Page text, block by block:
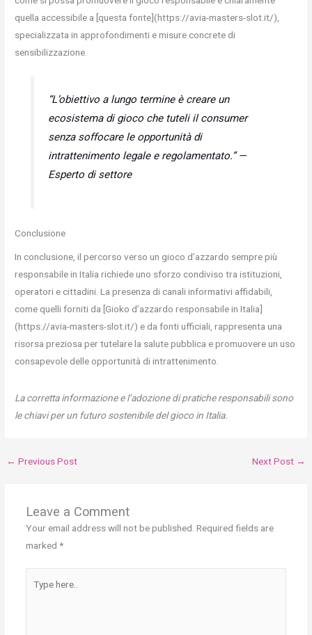
quella accessibile a [questa fonte](https://avia-masters-slot.it/),
specializzata in approfondimenti e misure concrete di
sensibilizzazione.
“L’obiettivo a lungo termine è creare un
ecosistema di gioco che tuteli il consumer
senza soffocare le opportunità di
intrattenimento legale e regolamentato.” —
Esperto di settore
Conclusione
In conclusione, il percorso verso un gioco d’azzardo sempre più
responsabile in Italia richiede uno sforzo condiviso tra istituzioni,
operatori e cittadini. La presenza di canali informativi affidabili,
come quelli forniti da [Gioko d’azzardo responsabile in Italia]
(https://avia-masters-slot.it/) e da fonti ufficiali, rappresenta una
risorsa preziosa per tutelare la salute pubblica e promuovere un uso
consapevole delle opportunità di intrattenimento.
La corretta informazione e l’adozione di pratiche responsabili sono
le chiavi per un futuro sostenibile del gioco in Italia.
← Previous Post Next Post →
Leave a Comment
Your email address will not be published. Required fields are
marked *
here..